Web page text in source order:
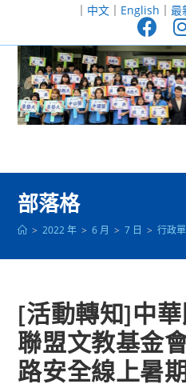
至
｜ 中文｜ English ｜ 最
部落格
> 2022 年 > 6 月 > 7 日 > 行政
[活動轉知]中
聯盟文教基金
路安全線上暑